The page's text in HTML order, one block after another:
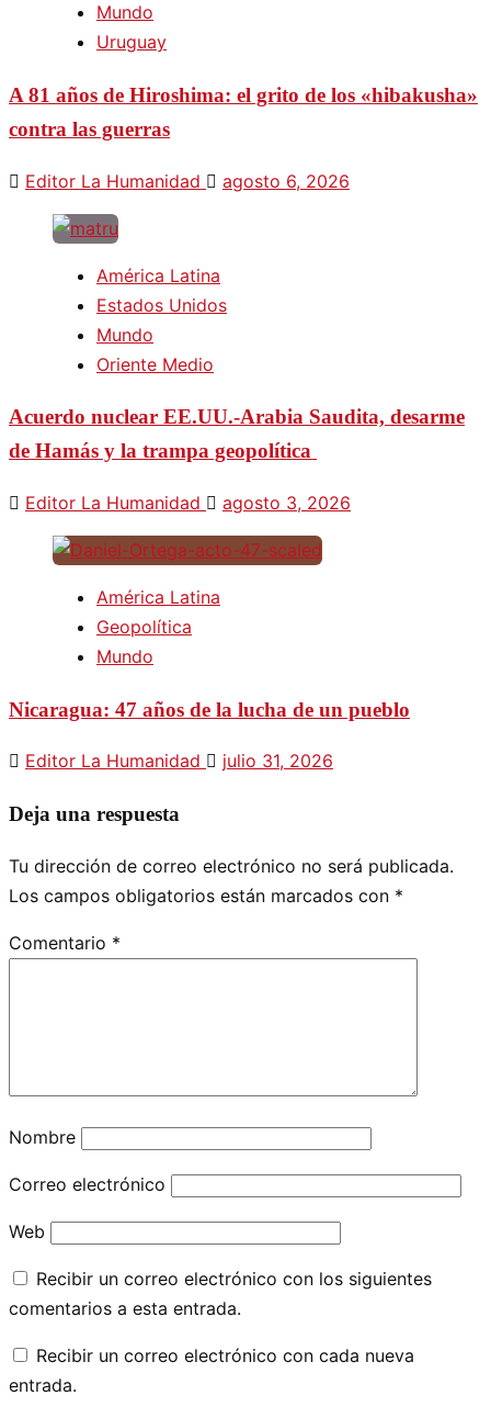
Mundo
Uruguay
A 81 años de Hiroshima: el grito de los «hibakusha»
contra las guerras
Editor La Humanidad agosto 6, 2026
América Latina
Estados Unidos
Mundo
Oriente Medio
Acuerdo nuclear EE.UU.-Arabia Saudita, desarme
de Hamás y la trampa geopolítica
Editor La Humanidad agosto 3, 2026
América Latina
Geopolítica
Mundo
Nicaragua: 47 años de la lucha de un pueblo
Editor La Humanidad julio 31, 2026
Deja una respuesta
Tu dirección de correo electrónico no será publicada.
Los campos obligatorios están marcados con *
Comentario *
Nombre
Correo electrónico
Web
Recibir un correo electrónico con los siguientes
comentarios a esta entrada.
Recibir un correo electrónico con cada nueva
entrada.